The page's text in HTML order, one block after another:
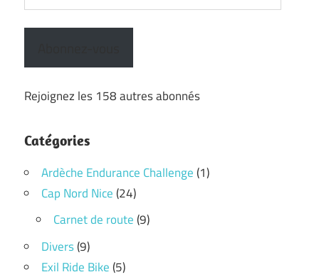
courriel
Rejoignez les 158 autres abonnés
Catégories
Ardèche Endurance Challenge(1)
Cap Nord Nice(24)
Carnet de route(9)
Divers(9)
Exil Ride Bike(5)